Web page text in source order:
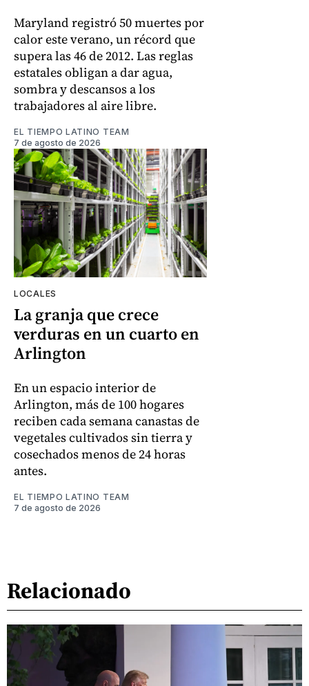
Maryland registró 50 muertes por
calor este verano, un récord que
supera las 46 de 2012. Las reglas
estatales obligan a dar agua,
sombra y descansos a los
trabajadores al aire libre.
EL TIEMPO LATINO TEAM
7 de agosto de 2026
LOCALES
La granja que crece
verduras en un cuarto en
Arlington
En un espacio interior de
Arlington, más de 100 hogares
reciben cada semana canastas de
vegetales cultivados sin tierra y
cosechados menos de 24 horas
antes.
EL TIEMPO LATINO TEAM
7 de agosto de 2026
Relacionado